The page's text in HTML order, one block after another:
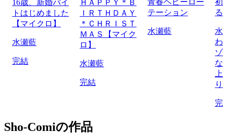
16歳、新婚バイ
トはじめました
【マイクロ】
水瀬藍
完結
ＨＡＰＰＹ＊Ｂ
ＩＲＴＨＤＡＹ
＊ＣＨＲＩＳＴ
ＭＡＳ【マイク
ロ】
水瀬藍
完結
テーション
水瀬藍
る
水
わ
ゾ
な
り
完
Sho-Comiの作品